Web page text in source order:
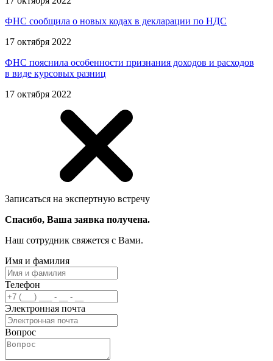
ФНС сообщила о новых кодах в декларации по НДС
17 октября 2022
ФНС пояснила особенности признания доходов и расходов
в виде курсовых разниц
17 октября 2022
Записаться на экспертную встречу
Спасибо, Ваша заявка получена.
Наш сотрудник свяжется с Вами.
Имя и фамилия
Телефон
Электронная почта
Вопрос